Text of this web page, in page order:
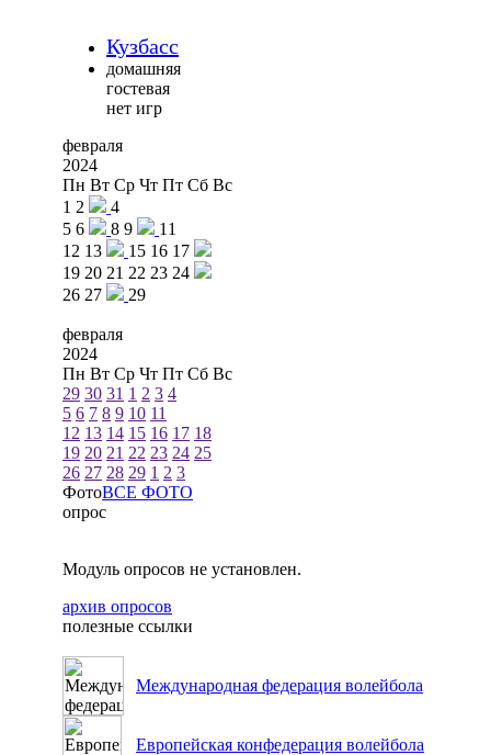
Кузбасс
домашняя
гостевая
нет игр
февраля
2024
Пн Вт Ср Чт Пт Сб Вс
1 2
4
5 6 8 9
11
12 13 15 16 17
19 20 21 22 23 24
26 27 29
февраля
2024
Пн Вт Ср Чт Пт Сб Вс
29 30 31 1 2 3 4
5 6 7 8 9 10 11
12 13 14 15 16 17 18
19 20 21 22 23 24 25
26 27 28 29 1 2 3
ФотоВСЕ ФОТО
опрос
Модуль опросов не установлен.
архив опросов
полезные ссылки
Международная федерация волейбола
Европейская конфедерация волейбола